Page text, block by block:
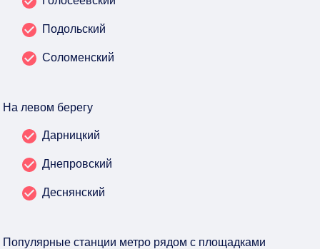
Подольский
Соломенский
На левом берегу
Дарницкий
Днепровский
Деснянский
Популярные станции метро рядом с площадками